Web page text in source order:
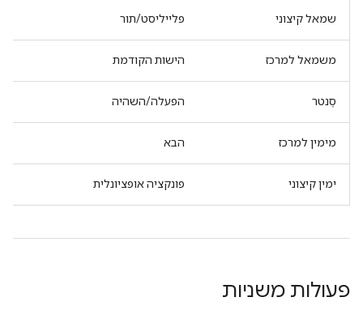
שמאל קיצוני פלייליסט/תור
משמאל למרכז הישות הקודמת
סֶנטר הפעלה/השהיה
מימין למרכז הבא
ימין קיצוני פונקציה אופציונלית
פעולות משניות